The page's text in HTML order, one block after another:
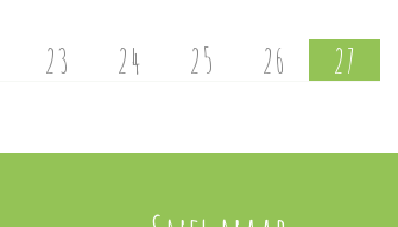
23 24 25 26 27